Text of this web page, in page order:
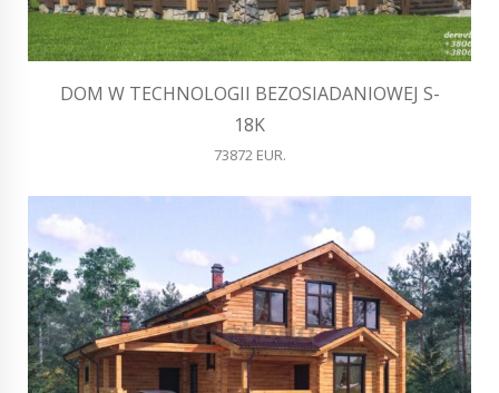
DOM W TECHNOLOGII BEZOSIADANIOWEJ S-
18K
73872 EUR.